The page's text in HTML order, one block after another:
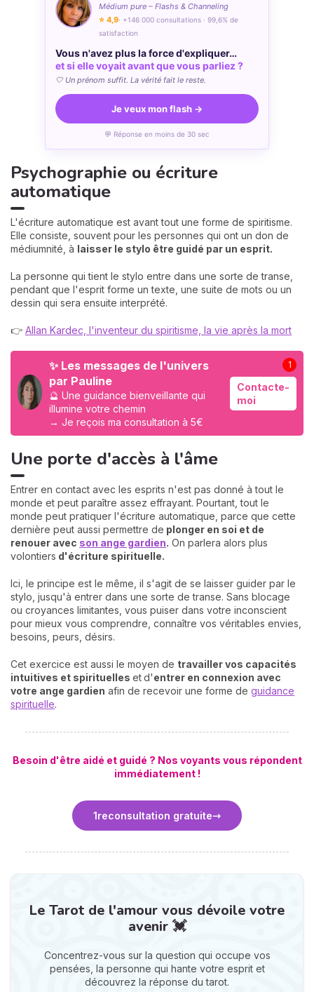
Médium pure – Flashs & Channeling
⭐ 4,9· +146 000 consultations · 99,6% de
satisfaction
Vous n'avez plus la force d'expliquer…
et si elle voyait avant que vous parliez ?
🤍 Un prénom suffit. La vérité fait le reste.
Je veux mon flash →
💬 Réponse en moins de 30 sec
Psychographie ou écriture
automatique
L'écriture automatique est avant tout une forme de spiritisme.
Elle consiste, souvent pour les personnes qui ont un don de
médiumnité, à laisser le stylo être guidé par un esprit.
La personne qui tient le stylo entre dans une sorte de transe,
pendant que l'esprit forme un texte, une suite de mots ou un
dessin qui sera ensuite interprété.
👉 Allan Kardec, l'inventeur du spiritisme, la vie après la mort
✨ Les messages de l'univers
par Pauline
🔮 Une guidance bienveillante qui
illumine votre chemin
→ Je reçois ma consultation à 5€
Contacte-
moi
1
Une porte d'accès à l'âme
Entrer en contact avec les esprits n'est pas donné à tout le
monde et peut paraître assez effrayant. Pourtant, tout le
monde peut pratiquer l'écriture automatique, parce que cette
dernière peut aussi permettre de plonger en soi et de
renouer avec son ange gardien. On parlera alors plus
volontiers d'écriture spirituelle.
Ici, le principe est le même, il s'agit de se laisser guider par le
stylo, jusqu'à entrer dans une sorte de transe. Sans blocage
ou croyances limitantes, vous puiser dans votre inconscient
pour mieux vous comprendre, connaître vos véritables envies,
besoins, peurs, désirs.
Cet exercice est aussi le moyen de travailler vos capacités
intuitives et spirituelles etd'entrer en connexion avec
votre ange gardien afin de recevoir une forme de guidance
spirituelle.
Besoin d'être aidé et guidé ? Nos voyants vous répondent
immédiatement !
1reconsultation gratuite
Le Tarot de l'amour vous dévoile votre
avenir 💓
Concentrez-vous sur la question qui occupe vos
pensées, la personne qui hante votre esprit et
découvrez la réponse du tarot.